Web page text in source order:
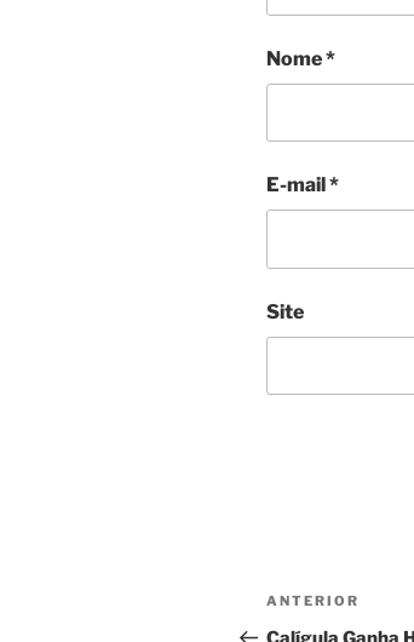
Nome*
E-mail *
Site
Navegação
Post
anterior
ANTERIOR